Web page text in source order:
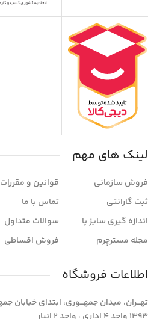
لینک های مهم
فروش سازمانی
ثبت گارانتی
اندازه گیری سایز پا
مجله مسترچرم
قوانین و مقررات
تماس با ما
سوالات متداول
فروش اقساطی
اطلاعات فروشگاه
تهـــران، میدان جمهـــوری، ابتدای